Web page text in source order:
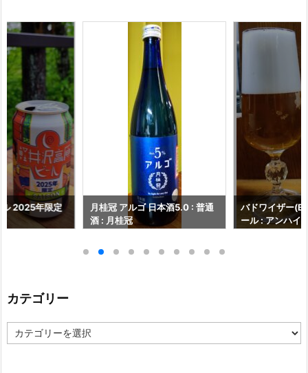
2025年限定
月桂冠 アルゴ 日本酒5.0 : 普通
酒 : 月桂冠
バドワイザー
ール : アンハイ
カテゴリー
テ